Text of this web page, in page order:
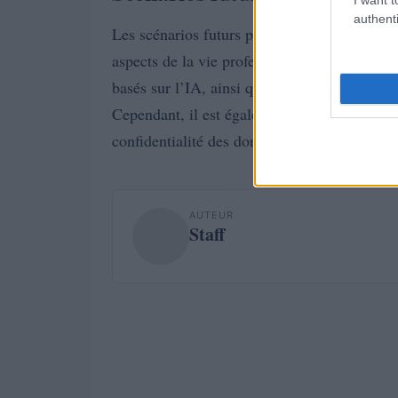
Les scénarios futurs probables incluent une
aspects de la vie professionnelle. Nous
basés sur l’IA, ainsi qu’une augmentation
Cependant, il est également essentiel de
confidentialité des données.
AUTEUR
Staff